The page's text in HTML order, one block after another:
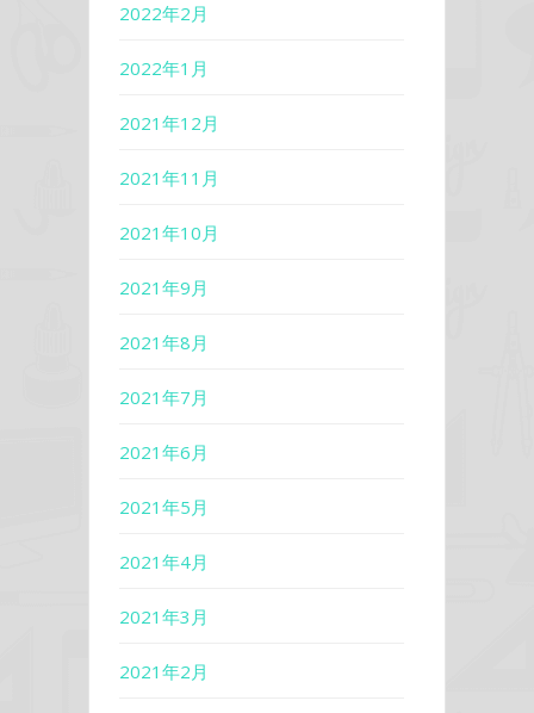
2022年2月
2022年1月
2021年12月
2021年11月
2021年10月
2021年9月
2021年8月
2021年7月
2021年6月
2021年5月
2021年4月
2021年3月
2021年2月